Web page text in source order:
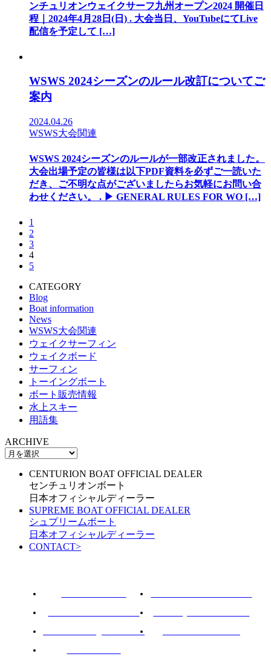
ンチュリオンウェイクサーフ九州オープン2024 開催日
程｜2024年4月28日(日) . 大会当日、YouTubeにてLive
配信を予定して […]
WSWS 2024シーズンのルール改訂についてご
案内
2024.04.26
WSWS大会関連
WSWS 2024シーズンのルールが一部改正されました。
大会出場予定の皆様は以下PDF資料を必ずご一読いた
だき、ご不明な点がございましたらお気軽にお問い合
わせください。 . ▶︎ GENERAL RULES FOR WO […]
1
2
3
4
5
CATEGORY
Blog
Boat information
News
WSWS大会関連
ウェイクサーフィン
ウェイクボード
サーフィン
トーイングボート
ボート販売情報
水上スキー
用語集
ARCHIVE
CENTURION BOAT OFFICIAL DEALER
センチュリオンボート
日本オフィシャルディーラー
SUPREME BOAT OFFICIAL DEALER
シュプリームボート
日本オフィシャルディーラー
CONTACT>
PCM marine engines JAPAN